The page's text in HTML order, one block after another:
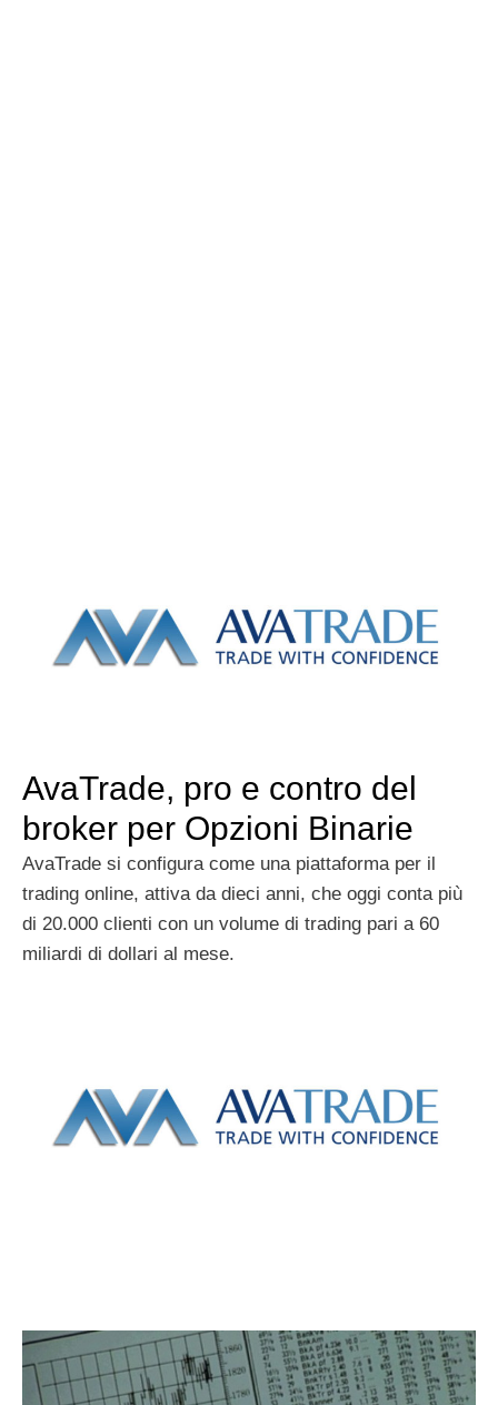
AvaTrade, pro e contro del
broker per Opzioni Binarie
AvaTrade si configura come una piattaforma per il
trading online, attiva da dieci anni, che oggi conta più
di 20.000 clienti con un volume di trading pari a 60
miliardi di dollari al mese.